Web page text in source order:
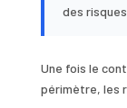
des risques.
Une fois le
périmètre, les